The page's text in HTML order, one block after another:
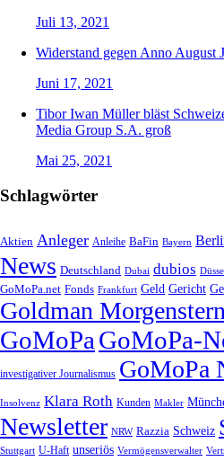
Juli 13, 2021
Widerstand gegen Anno August
Juni 17, 2021
Tibor Iwan Müller bläst
Media Group S.A. groß
Mai 25, 2021
Schlagwörter
Aktien Anleger Anleihe BaFin Bayern
News Deutschland Dubai dubios
GoMoPa.net Fonds Frankfurt Geld Gericht
Goldman
GoMoPa GoMoPa-
investigativer Journalismus GoMoPa
Insolvenz Klara Roth Kunden Makler
Newsletter NRW Razzia Schweiz
Stuttgart U-Haft unseriös Vermögensverwalter